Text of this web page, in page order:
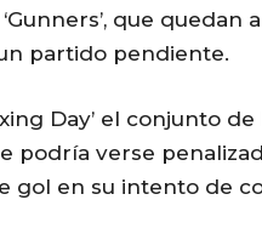
que quedan
partido pendiente.
Day’ el conjunto
podría verse
gol en su intento de